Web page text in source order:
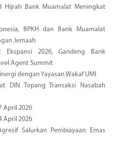
Hijrah Bank Muamalat Meningkat
BPKH dan Bank Muamalat
Jemaah
Ekspansi 2026, Gandeng Bank
Agent Summit
dengan Yayasan Wakaf UMI
DIN Topang Transaksi Nasabah
April 2026
April 2026
Salurkan Pembiayaan Emas